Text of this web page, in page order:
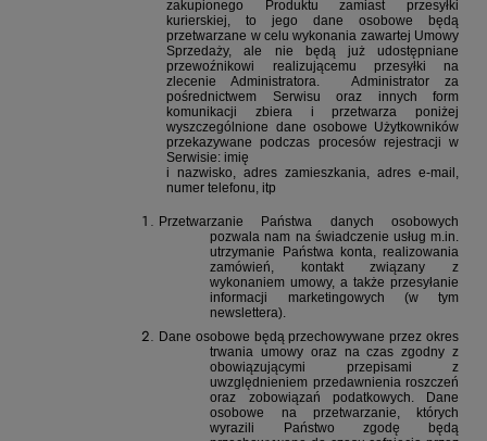
zakupionego Produktu zamiast przesyłki
kurierskiej, to jego dane osobowe będą
przetwarzane w celu wykonania zawartej Umowy
Sprzedaży, ale nie będą już udostępniane
przewoźnikowi realizującemu przesyłki na
zlecenie Administratora.
Administrator za
pośrednictwem Serwisu oraz innych form
komunikacji zbiera i przetwarza poniżej
wyszczególnione dane osobowe Użytkowników
przekazywane podczas procesów rejestracji w
Serwisie: imię
i nazwisko, adres zamieszkania, adres e-mail,
numer telefonu, itp
Przetwarzanie Państwa danych osobowych
pozwala nam na świadczenie usług m.in.
utrzymanie Państwa konta, realizowania
zamówień, kontakt związany z
wykonaniem umowy, a także przesyłanie
informacji marketingowych (w tym
newslettera).
Dane osobowe będą przechowywane przez okres
trwania umowy oraz na czas zgodny z
obowiązującymi przepisami z
uwzględnieniem przedawnienia roszczeń
oraz zobowiązań podatkowych. Dane
osobowe na przetwarzanie, których
wyrazili Państwo zgodę będą